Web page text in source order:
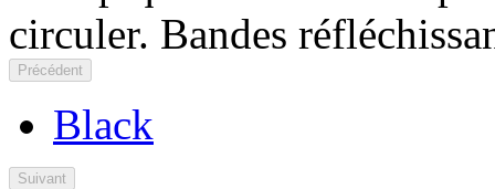
circuler. Bandes
Précédent
Black
Suivant